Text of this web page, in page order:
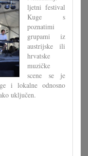
ljetni festival
Kuge s
poznatimi
grupami iz
austrijske ili
hrvatske
muzičke
scene se je
i lokalne odnosno
uključen.